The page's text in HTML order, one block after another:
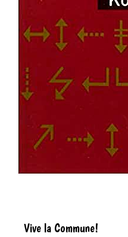
Vive la Commune!